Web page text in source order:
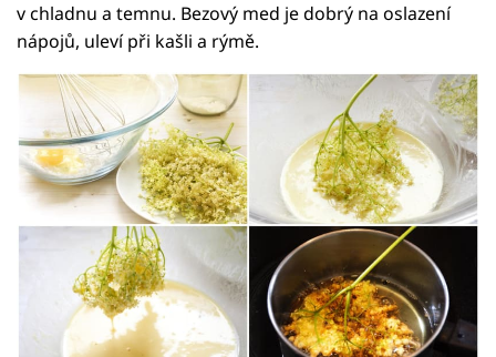
v chladnu a temnu. Bezový med je dobrý na oslazení
nápojů, uleví při kašli a rýmě.